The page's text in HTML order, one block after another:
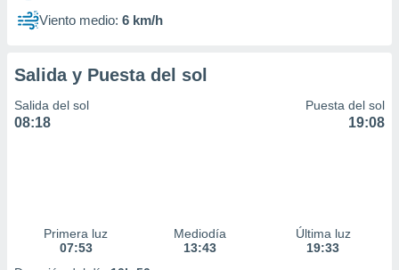
1199
Viento medio: 6 km/h
Salida y Puesta del sol
Salida del sol
08:18
Puesta del sol
19:08
Primera luz
07:53
Mediodía
13:43
Última luz
19:33